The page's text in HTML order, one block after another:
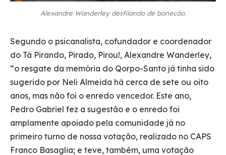
Alexandre Wanderley desfilando de bonecão.
Segundo o psicanalista, cofundador e coordenador
do Tá Pirando, Pirado, Pirou!, Alexandre Wanderley,
“o resgate da memória do Qorpo-Santo já tinha sido
sugerido por Neli Almeida há cerca de sete ou oito
anos, mas não foi o enredo vencedor. Este ano,
Pedro Gabriel fez a sugestão e o enredo foi
amplamente apoiado pela comunidade já no
primeiro turno de nossa votação, realizado no CAPS
Franco Basaglia; e teve, também, uma votação